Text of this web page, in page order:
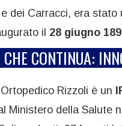
dei Carracci, era
il 28 giugno
CHE CONTINUA:
Rizzoli è un
Ministero della Salute